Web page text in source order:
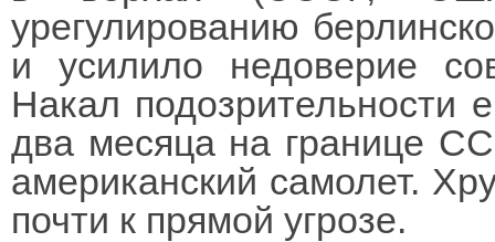
урегулированию
и усилило недоверие
Накал подозрительности
два месяца на границе
американский самолет.
почти к прямой угрозе.